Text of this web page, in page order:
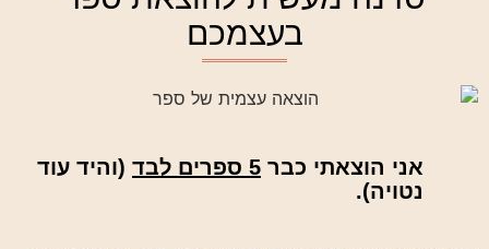
בעצמכם
אני הוצאתי כבר 5 ספרים לבד
(והיד עוד
נטויה).